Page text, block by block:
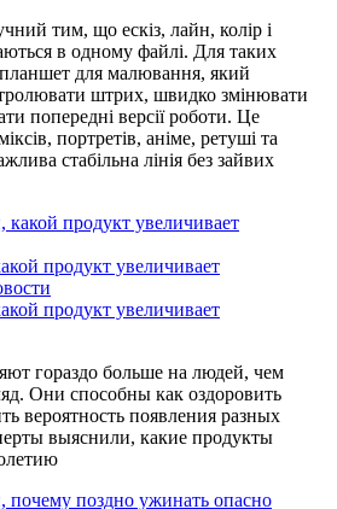
тим, що ескіз, лайн, колір і
в одному файлі. Для таких
для малювання, який
штрих, швидко змінювати
попередні версії роботи. Це
портретів, аніме, ретуші та
стабільна лінія без зайвих
продукт увеличивает
продукт увеличивает
гораздо больше на людей, чем
Они способны как оздоровить
вероятность появления разных
выяснили, какие продукты